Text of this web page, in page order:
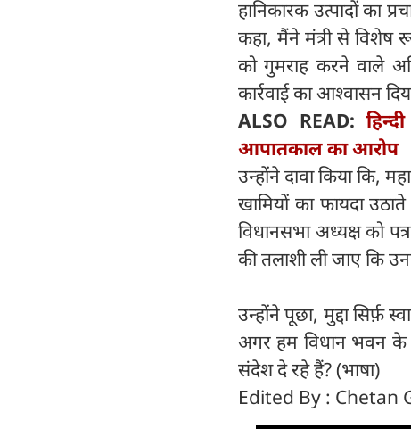
हानिकारक उत्पादों का
कहा, मैंने मंत्री से विशेष
को गुमराह करने वाले
कार्रवाई का आश्वासन
ALSO READ:
आपातकाल का आरोप
उन्होंने दावा किया कि,
खामियों का फायदा
विधानसभा अध्यक्ष को
की तलाशी ली जाए कि
उन्होंने पूछा, मुद्दा सिर्फ़
अगर हम विधान भवन के
संदेश दे रहे हैं? (भाषा)
Edited By : Chetan